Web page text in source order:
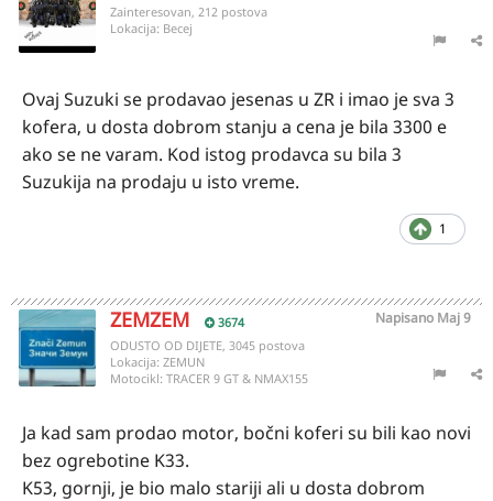
Zainteresovan, 212 postova
Lokacija: Becej
Ovaj Suzuki se prodavao jesenas u ZR i imao je sva 3
kofera, u dosta dobrom stanju a cena je bila 3300 e
ako se ne varam. Kod istog prodavca su bila 3
Suzukija na prodaju u isto vreme.
1
ZEMZEM 3674 Napisano Maj 9
ODUSTO OD DIJETE, 3045 postova
Lokacija: ZEMUN
Motocikl: TRACER 9 GT & NMAX155
Ja kad sam prodao motor, bočni koferi su bili kao novi
bez ogrebotine K33.
K53, gornji, je bio malo stariji ali u dosta dobrom